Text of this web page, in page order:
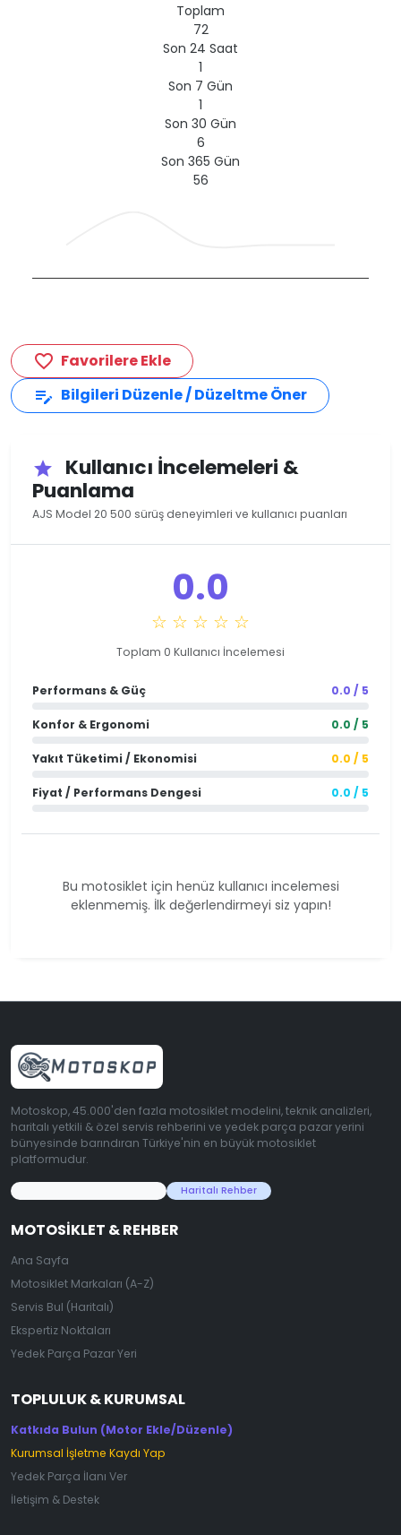
Toplam
72
Son 24 Saat
1
Son 7 Gün
1
Son 30 Gün
6
Son 365 Gün
56
favorite_border Favorilere Ekle
edit_note Bilgileri Düzenle / Düzeltme Öner
star
Kullanıcı İncelemeleri &
Puanlama
AJS Model 20 500 sürüş deneyimleri ve kullanıcı puanları
0.0
☆ ☆ ☆ ☆ ☆
Toplam 0 Kullanıcı İncelemesi
Performans & Güç 0.0 / 5
Konfor & Ergonomi 0.0 / 5
Yakıt Tüketimi / Ekonomisi 0.0 / 5
Fiyat / Performans Dengesi 0.0 / 5
Bu motosiklet için henüz kullanıcı incelemesi
eklenmemiş. İlk değerlendirmeyi siz yapın!
Motoskop, 45.000'den fazla motosiklet modelini, teknik analizleri,
haritalı yetkili & özel servis rehberini ve yedek parça pazar yerini
bünyesinde barındıran Türkiye'nin en büyük motosiklet
platformudur.
Haritalı Rehber
MOTOSIKLET & REHBER
Ana Sayfa
Motosiklet Markaları (A-Z)
Servis Bul (Haritalı)
Ekspertiz Noktaları
Yedek Parça Pazar Yeri
TOPLULUK & KURUMSAL
Katkıda Bulun (Motor Ekle/Düzenle)
Kurumsal İşletme Kaydı Yap
Yedek Parça İlanı Ver
İletişim & Destek